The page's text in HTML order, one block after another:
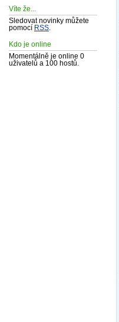
Víte že...
Sledovat novinky můžete
pomocí RSS
Kdo je online
Momentálně je online 0
uživatelů a 100 hostů.